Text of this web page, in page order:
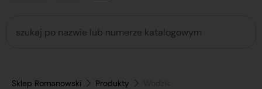
Sklep Romanowski Produkty